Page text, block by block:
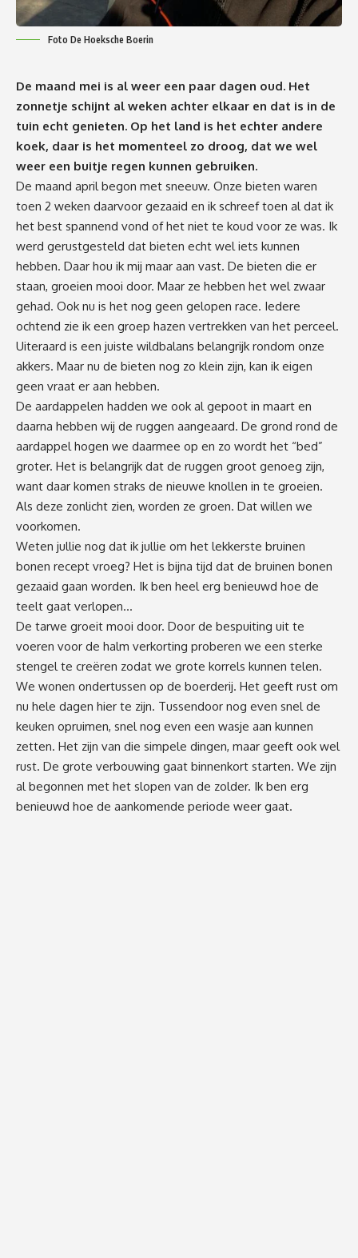
Foto De Hoeksche Boerin
De maand mei is al weer een paar dagen oud. Het
zonnetje schijnt al weken achter elkaar en dat is in de
tuin echt genieten. Op het land is het echter andere
koek, daar is het momenteel zo droog, dat we wel
weer een buitje regen kunnen gebruiken.
De maand april begon met sneeuw. Onze bieten waren
toen 2 weken daarvoor gezaaid en ik schreef toen al dat ik
het best spannend vond of het niet te koud voor ze was. Ik
werd gerustgesteld dat bieten echt wel iets kunnen
hebben. Daar hou ik mij maar aan vast. De bieten die er
staan, groeien mooi door. Maar ze hebben het wel zwaar
gehad. Ook nu is het nog geen gelopen race. Iedere
ochtend zie ik een groep hazen vertrekken van het perceel.
Uiteraard is een juiste wildbalans belangrijk rondom onze
akkers. Maar nu de bieten nog zo klein zijn, kan ik eigen
geen vraat er aan hebben.
De aardappelen hadden we ook al gepoot in maart en
daarna hebben wij de ruggen aangeaard. De grond rond de
aardappel hogen we daarmee op en zo wordt het “bed”
groter. Het is belangrijk dat de ruggen groot genoeg zijn,
want daar komen straks de nieuwe knollen in te groeien.
Als deze zonlicht zien, worden ze groen. Dat willen we
voorkomen.
Weten jullie nog dat ik jullie om het lekkerste bruinen
bonen recept vroeg? Het is bijna tijd dat de bruinen bonen
gezaaid gaan worden. Ik ben heel erg benieuwd hoe de
teelt gaat verlopen…
De tarwe groeit mooi door. Door de bespuiting uit te
voeren voor de halm verkorting proberen we een sterke
stengel te creëren zodat we grote korrels kunnen telen.
We wonen ondertussen op de boerderij. Het geeft rust om
nu hele dagen hier te zijn. Tussendoor nog even snel de
keuken opruimen, snel nog even een wasje aan kunnen
zetten. Het zijn van die simpele dingen, maar geeft ook wel
rust. De grote verbouwing gaat binnenkort starten. We zijn
al begonnen met het slopen van de zolder. Ik ben erg
benieuwd hoe de aankomende periode weer gaat.